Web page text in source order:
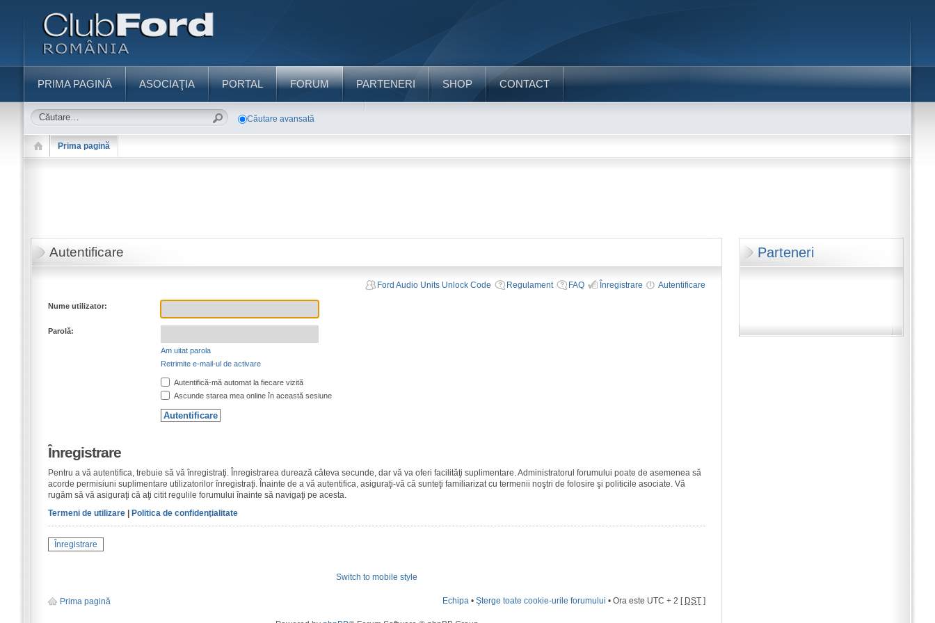
PRIMA PAGINĂ ASOCIAŢIA PORTAL FORUM PARTENERI SHOP CONTACT
Căutare avansată
Prima pagină
Parteneri
Autentificare
Ford Audio Units Unlock Code Regulament FAQ Înregistrare Autentificare
Nume utilizator:
Parolă:
Am uitat parola
Retrimite e-mail-ul de activare
Autentifică-mă automat la fiecare vizită
Ascunde starea mea online în această sesiune
Înregistrare
Pentru a vă autentifica, trebuie să vă înregistraţi. Înregistrarea durează câteva secunde, dar vă va oferi facilităţi suplimentare. Administratorul forumului poate de asemenea să
acorde permisiuni suplimentare utilizatorilor înregistraţi. Înainte de a vă autentifica, asiguraţi-vă că sunteţi familiarizat cu termenii noştri de folosire şi politicile asociate. Vă
rugăm să vă asiguraţi că aţi citit regulile forumului înainte să navigaţi pe acesta.
Termeni de utilizare| Politica de confidenţialitate
Înregistrare
Switch to mobile style
Prima pagină Echipa •Şterge toate cookie-urile forumului • Ora este UTC + 2 [ DST ]